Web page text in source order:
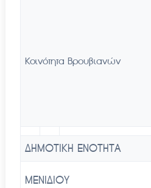
Κοινότητα Βρουβιανών
ΔΗΜΟΤΙΚΗ ΕΝΟΤΗΤΑ
ΜΕΝΙΔΙΟΥ